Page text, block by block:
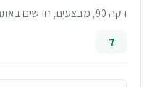
דקה 90, מבצעים, חדשים באתר וסינונים מיוחדים
7